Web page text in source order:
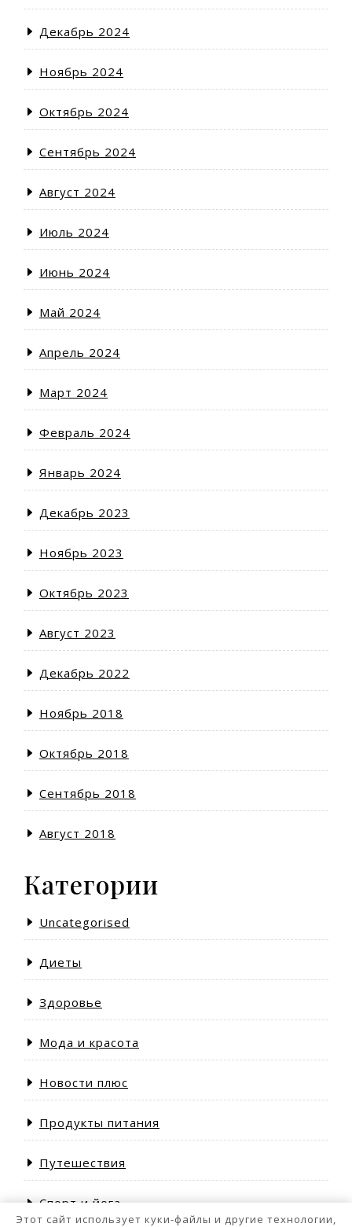
Декабрь 2024
Ноябрь 2024
Октябрь 2024
Сентябрь 2024
Август 2024
Июль 2024
Июнь 2024
Май 2024
Апрель 2024
Март 2024
Февраль 2024
Январь 2024
Декабрь 2023
Ноябрь 2023
Октябрь 2023
Август 2023
Декабрь 2022
Ноябрь 2018
Октябрь 2018
Сентябрь 2018
Август 2018
Категории
Uncategorised
Диеты
Здоровье
Мода и красота
Новости плюс
Продукты питания
Путешествия
Спорт и йога
Этот сайт использует куки-файлы и другие технологии,